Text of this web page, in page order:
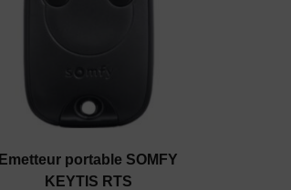
Emetteur portable SOMFY
KEYTIS RTS